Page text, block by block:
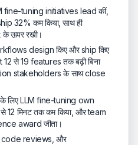
tuning initiatives lead कीं,
32% कम किया, साथ ही
ऊपर रखी।
design किए और ship किए
से 19 features तक बढ़ी बिना
stakeholders के साथ close
लिए LLM fine-tuning own
12 मिनट तक कम किया, और team
award जीता।
code reviews, और